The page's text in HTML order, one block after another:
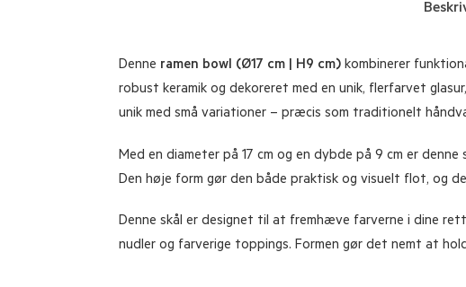
Denne ramen bowl (Ø17 cm | H9 cm)kombinerer
robust keramik og dekoreret med en unik, flerfarvet
unik med små variationer – præcis som traditionelt
Med en diameter på 17 cm og en dybde på 9 cm er
Den høje form gør den både praktisk og visuelt flot, og
Denne skål er designet til at fremhæve farverne i dine
nudler og farverige toppings. Formen gør det nemt at